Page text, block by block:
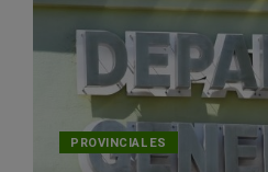
PROVINCIALES